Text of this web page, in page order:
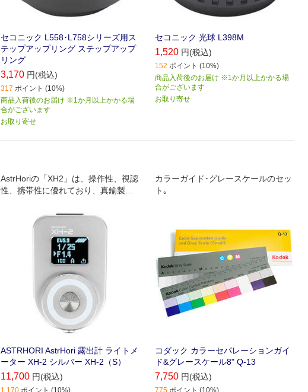
セコニック L558･L758シリーズ用ス
テップアップリング ステップアップ
リング
3,170 円(税込)
317 ポイント (10%)
商品入荷後のお届け ※1か月以上かかる場
合がございます
お取り寄せ
セコニック 光球 L398M
1,520 円(税込)
152 ポイント (10%)
商品入荷後のお届け ※1か月以上かかる場
合がございます
お取り寄せ
AstrHoriの「XH2」は、操作性、視認
性、携帯性に優れており、真鍮製の
ASTRHORI AstrHori 露出計 ライトメ
ーター XH-2 シルバー XH-2（S）
11,700 円(税込)
1,170 ポイント (10%)
カラーガイド･グレースケールのセッ
ト｡
コダック カラーセパレーションガイ
ド&グレースケール8" Q-13
7,750 円(税込)
775 ポイント (10%)